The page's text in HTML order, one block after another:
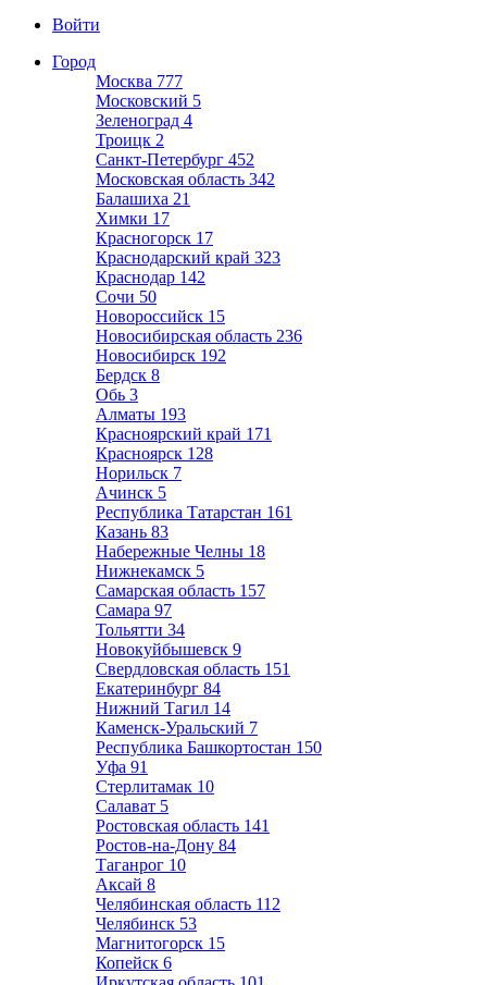
Войти
Город
Москва 777
Московский 5
Зеленоград 4
Троицк 2
Санкт-Петербург 452
Московская область 342
Балашиха 21
Химки 17
Красногорск 17
Краснодарский край 323
Краснодар 142
Сочи 50
Новороссийск 15
Новосибирская область 236
Новосибирск 192
Бердск 8
Обь 3
Алматы 193
Красноярский край 171
Красноярск 128
Норильск 7
Ачинск 5
Республика Татарстан 161
Казань 83
Набережные Челны 18
Нижнекамск 5
Самарская область 157
Самара 97
Тольятти 34
Новокуйбышевск 9
Свердловская область 151
Екатеринбург 84
Нижний Тагил 14
Каменск-Уральский 7
Республика Башкортостан 150
Уфа 91
Стерлитамак 10
Салават 5
Ростовская область 141
Ростов-на-Дону 84
Таганрог 10
Аксай 8
Челябинская область 112
Челябинск 53
Магнитогорск 15
Копейск 6